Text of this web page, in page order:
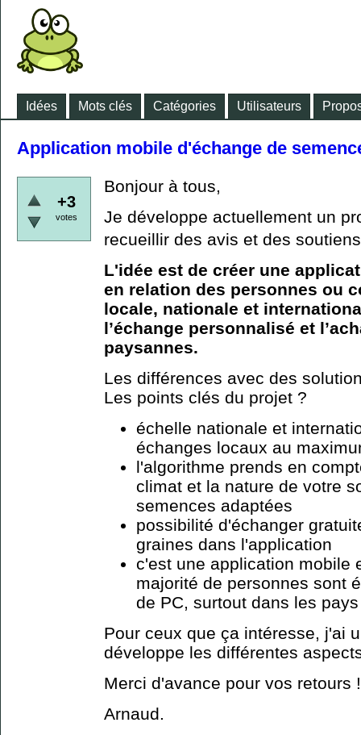
Idées Mots clés Catégories Utilisateurs
Application mobile d'échange de
+3
votes
Bonjour à tous,
Je développe actuellement un
recueillir des avis et des
L'idée est de créer une
en relation des personnes ou
locale, nationale et
l’échange personnalisé et
paysannes.
Les différences avec des
Les points clés du projet ?
échelle nationale et
échanges locaux au
l'algorithme prends en
climat et la nature de votre
semences adaptées
possibilité d'échanger
graines dans l'application
c'est une application mobile
majorité de personnes sont
de PC, surtout dans les
Pour ceux que ça intéresse, j'ai
développe les différentes
Merci d'avance pour vos retours !
Arnaud.